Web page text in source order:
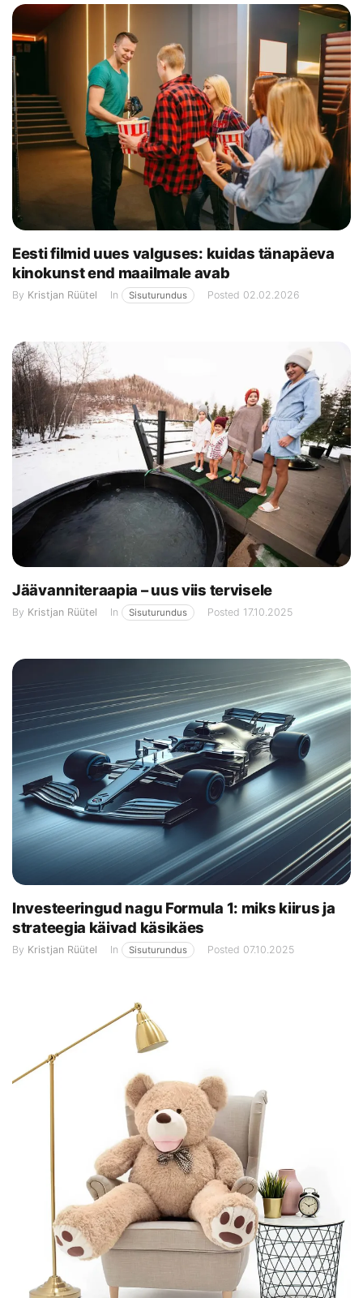
Eesti filmid uues valguses: kuidas tänapäeva
kinokunst end maailmale avab
By Kristjan Rüütel In Sisuturundus Posted 02.02.2026
Jäävanniteraapia – uus viis tervisele
By Kristjan Rüütel In Sisuturundus Posted 17.10.2025
Investeeringud nagu Formula 1: miks kiirus ja
strateegia käivad käsikäes
By Kristjan Rüütel In Sisuturundus Posted 07.10.2025